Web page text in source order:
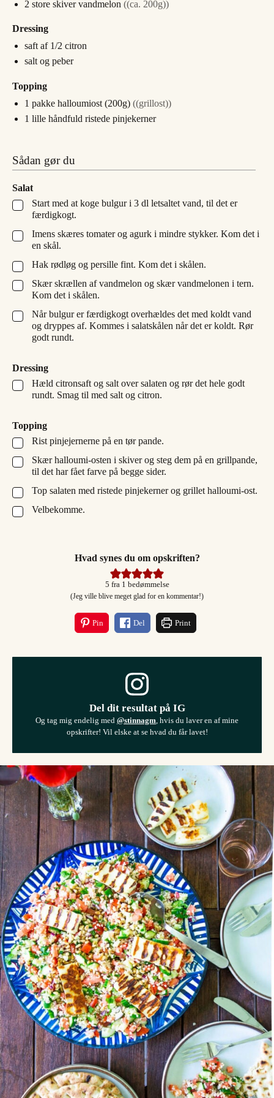
2 store skiver vandmelon ((ca. 200g))
Dressing
saft af 1/2 citron
salt og peber
Topping
1 pakke halloumiost (200g) ((grillost))
1 lille håndfuld ristede pinjekerner
Sådan gør du
Salat
▢
Start med at koge bulgur i 3 dl letsaltet vand, til det er
færdigkogt.
▢
Imens skæres tomater og agurk i mindre stykker. Kom det i
en skål.
▢
Hak rødløg og persille fint. Kom det i skålen.
▢
Skær skrællen af vandmelon og skær vandmelonen i tern.
Kom det i skålen.
▢
Når bulgur er færdigkogt overhældes det med koldt vand
og dryppes af. Kommes i salatskålen når det er koldt. Rør
godt rundt.
Dressing
▢
Hæld citronsaft og salt over salaten og rør det hele godt
rundt. Smag til med salt og citron.
Topping
▢
Rist pinjejernerne på en tør pande.
▢
Skær halloumi-osten i skiver og steg dem på en grillpande,
til det har fået farve på begge sider.
▢
Top salaten med ristede pinjekerner og grillet halloumi-ost.
▢
Velbekomme.
Hvad synes du om opskriften?
5 fra 1 bedømmelse
(Jeg ville blive meget glad for en kommentar!)
Pin Del Print
Del dit resultat på IG
Og tag mig endelig med @stinnagm , hvis du laver en af mine
opskrifter! Vil elske at se hvad du får lavet!